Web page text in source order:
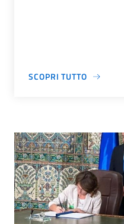
SCOPRI TUTTO